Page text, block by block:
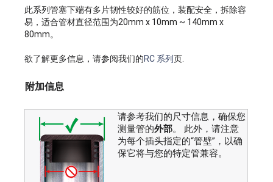
此系列管塞下端有多片韧性较好的筋位，装配安全，拆除容
易，适合管材直径范围为20mm x 10mm ~ 140mm x
80mm。
欲了解更多信息，请参阅我们的RC 系列页.
附加信息
请参考我们的尺寸信息，确保您
测量管的外部。 此外，请注意
为每个插头指定的“管壁”，以确
保它将与您的特定管兼容。